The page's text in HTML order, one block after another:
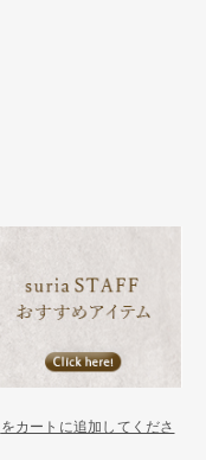
をカートに追加してくださ